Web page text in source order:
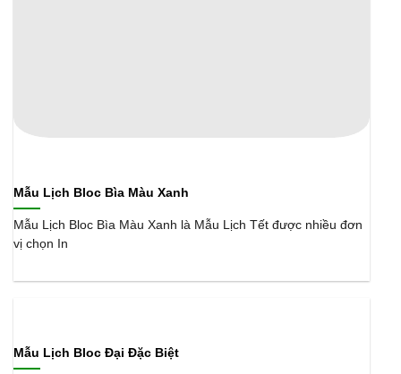
Mẫu Lịch Bloc Bìa Màu Xanh
Mẫu Lịch Bloc Bìa Màu Xanh là Mẫu Lịch Tết được nhiều đơn
vị chọn In
Mẫu Lịch Bloc Đại Đặc Biệt